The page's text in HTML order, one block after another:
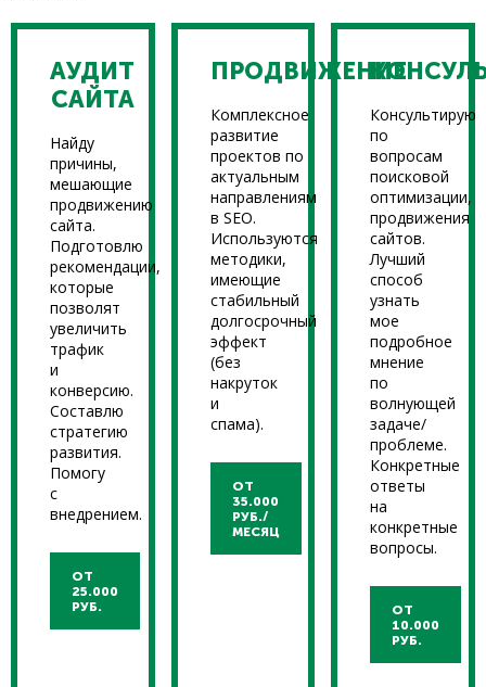
АУДИТ
САЙТА
Найду
причины,
мешающие
продвижению
сайта.
Подготовлю
рекомендации,
которые
позволят
увеличить
трафик
и
конверсию.
Составлю
стратегию
развития.
Помогу
с
внедрением.
ОТ
25.000
РУБ.
ПРОДВИЖЕНИЕ
Комплексное
развитие
проектов по
актуальным
направлениям
в SEO.
Используются
методики,
имеющие
стабильный
долгосрочный
эффект
(без
накруток
и
спама).
ОТ
35.000
РУБ./
МЕСЯЦ
Консультирую
по
вопросам
поисковой
оптимизации,
продвижения
сайтов.
Лучший
способ
узнать
мое
подробное
мнение
по
волнующей
задаче/
проблеме.
Конкретные
ответы
на
конкретные
вопросы.
ОТ
10.000
РУБ.